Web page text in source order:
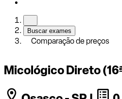
Buscar exames
Comparação de preços
Micológico Direto